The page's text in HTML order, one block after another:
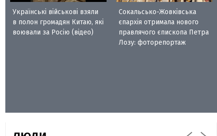
Українські військові взяли
в полон громадян Китаю, які
воювали за Росію (відео)
Сокальсько-Жовківська
єпархія отримала нового
правлячого єпископа Петра
Лозу: фоторепортаж